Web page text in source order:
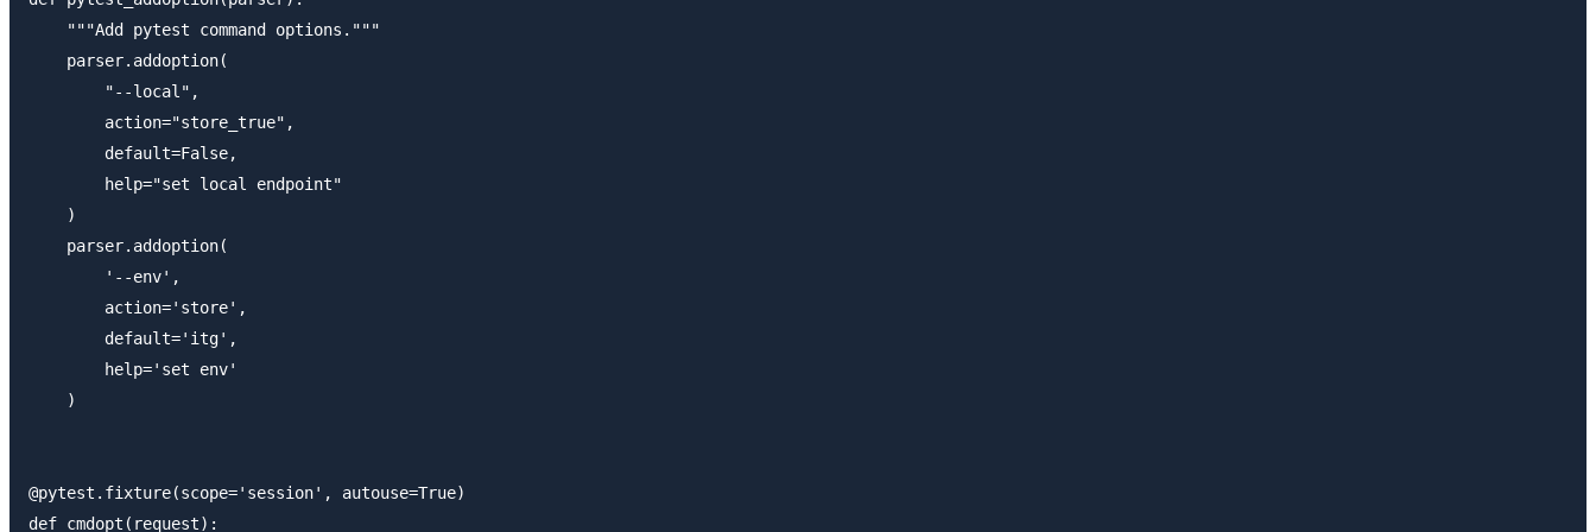
    """Add pytest command options."""
    parser.addoption(
        "--local",
        action="store_true",
        default=False,
        help="set local endpoint"
    )
    parser.addoption(
        '--env',
        action='store',
        default='itg',
        help='set env'
    )
@pytest.fixture(scope='session', autouse=True)
def cmdopt(request):